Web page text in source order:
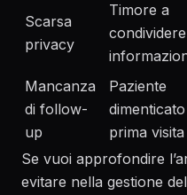
Scarsa
privacy
Timore a
condividere
Mancanza
di follow-
up
Paziente
prima visita
Se vuoi approfondire
evitare nella gestione